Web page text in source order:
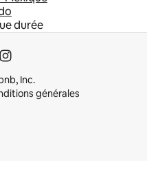
durée
Inc.
générales